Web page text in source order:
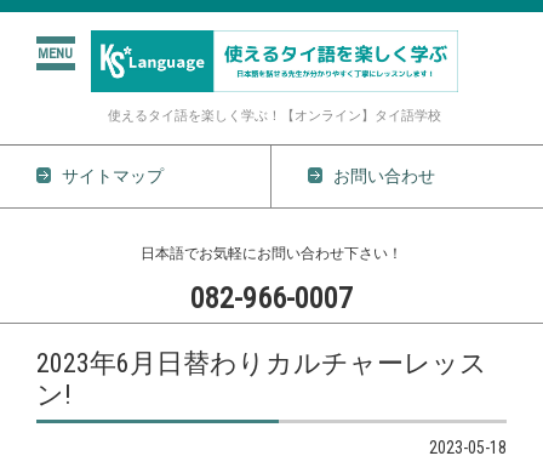
使えるタイ語を楽しく学ぶ！【オンライン】タイ語学校
サイトマップ お問い合わせ
日本語でお気軽にお問い合わせ下さい！
082-966-0007
コンテンツに移動
2023年6月日替わりカルチャーレッス
ン!
2023-05-18